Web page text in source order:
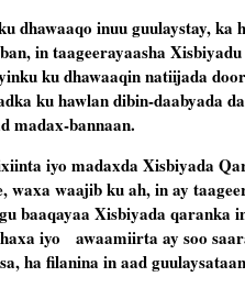
dhawaaqo inuu guulaystay,
in taageerayaasha
ku dhawaaqin natiijada
ku hawlan dibin-daabyada
madax-bannaan.
iyo madaxda Xisbiyada
waxa waajib ku ah, in ay
baaqayaa Xisbiyada qaranka
iyo awaamiirta ay soo
ha filanina in aad